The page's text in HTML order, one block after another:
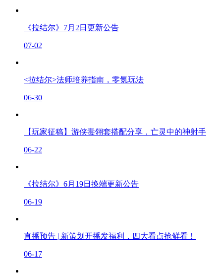
《拉结尔》7月2日更新公告
07-02
<拉结尔>法师培养指南，零氪玩法
06-30
【玩家征稿】游侠毒翎套搭配分享，亡灵中的神射手
06-22
《拉结尔》6月19日换端更新公告
06-19
直播预告 | 新策划开播发福利，四大看点抢鲜看！
06-17